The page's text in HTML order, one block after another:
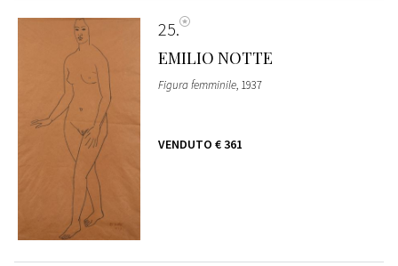
25
EMILIO NOTTE
Figura femminile, 1937
VENDUTO € 361